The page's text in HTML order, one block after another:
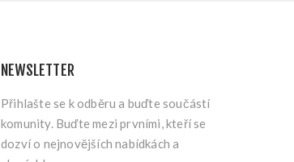
NEWSLETTER
Přihlašte se k odběru a buďte součástí
komunity. Buďte mezi prvními, kteří se
dozví o nejnovějších nabídkách a